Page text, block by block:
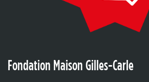
Fondation Maison Gilles-Carle